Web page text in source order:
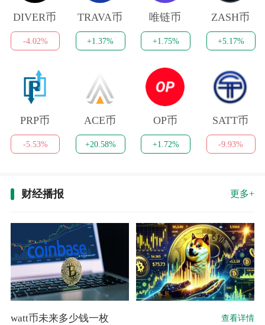
DIVER币
-4.02%
TRAVA币
+1.37%
唯链币
+1.75%
ZASH币
+5.17%
PRP币
-5.53%
ACE币
+20.58%
OP币
+1.72%
SATT币
-9.93%
财经播报 更多+
watt币未来多少钱一枚 查看详情